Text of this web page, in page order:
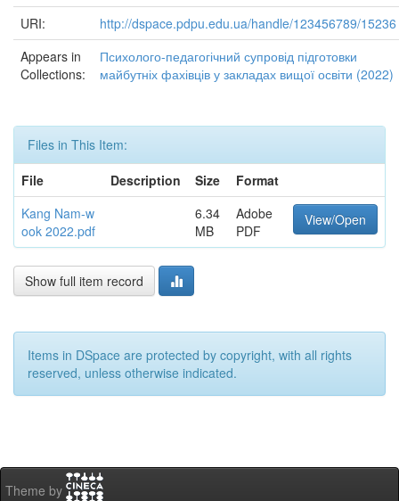
URI:
http://dspace.pdpu.edu.ua/handle/123456789/15236
Appears in
Collections:
Психолого-педагогічний супровід підготовки
майбутніх фахівців у закладах вищої освіти (2022)
Files in This Item:
File
Description Size
Format
Kang Nam-w
ook 2022.pdf
6.34
MB
Adobe
PDF
View/Open
Show full item record
Items in DSpace are protected by copyright, with all rights
reserved, unless otherwise indicated.
Theme by